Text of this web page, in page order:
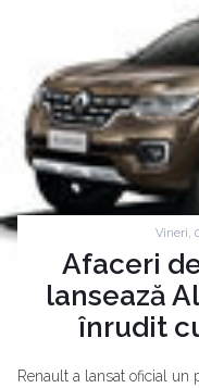
Vineri,
Afaceri
lansează
înrudit
Renault a lansat oficial un